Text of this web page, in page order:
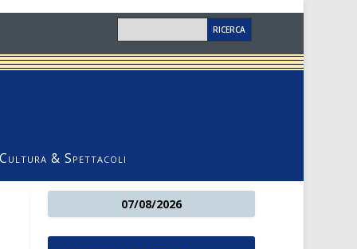
Cultura & Spettacoli
07/08/2026